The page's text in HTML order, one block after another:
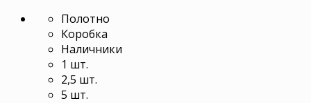
Полотно
Коробка
Наличники
1 шт.
2,5 шт.
5 шт.